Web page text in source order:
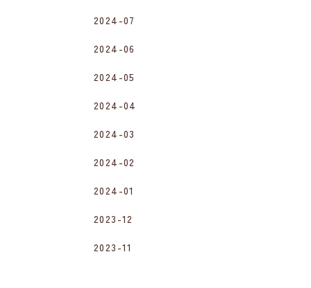
2024-07
2024-06
2024-05
2024-04
2024-03
2024-02
2024-01
2023-12
2023-11